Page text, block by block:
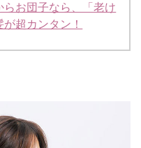
らお団子なら、「老け
超カンタン！